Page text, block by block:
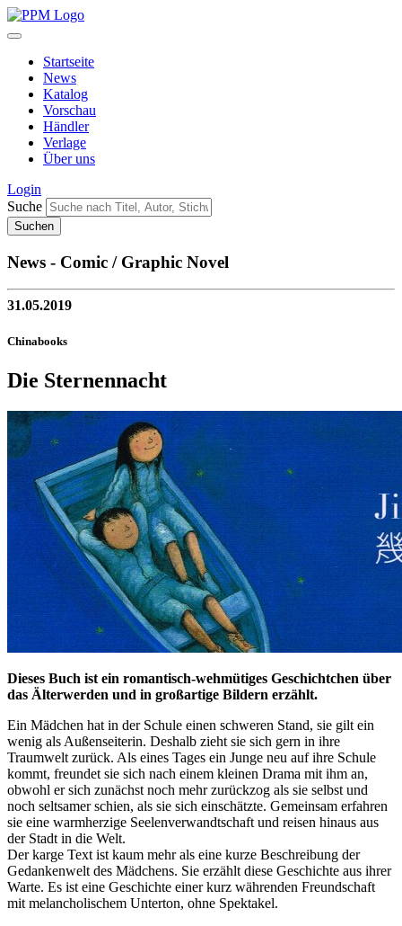
Startseite
News
Katalog
Vorschau
Händler
Verlage
Über uns
Login
Suche
News - Comic / Graphic Novel
31.05.2019
Chinabooks
Die Sternennacht
Dieses Buch ist ein romantisch-wehmütiges Geschichtchen über
das Älterwerden und in großartige Bildern erzählt.
Ein Mädchen hat in der Schule einen schweren Stand, sie gilt ein
wenig als Außenseiterin. Deshalb zieht sie sich gern in ihre
Traumwelt zurück. Als eines Tages ein Junge neu auf ihre Schule
kommt, freundet sie sich nach einem kleinen Drama mit ihm an,
obwohl er sich zunächst noch mehr zurückzog als sie selbst und
noch seltsamer schien, als sie sich einschätzte. Gemeinsam erfahren
sie eine warmherzige Seelenverwandtschaft und reisen hinaus aus
der Stadt in die Welt.
Der karge Text ist kaum mehr als eine kurze Beschreibung der
Gedankenwelt des Mädchens. Sie erzählt diese Geschichte aus ihrer
Warte. Es ist eine Geschichte einer kurz währenden Freundschaft
mit melancholischem Unterton, ohne Spektakel.